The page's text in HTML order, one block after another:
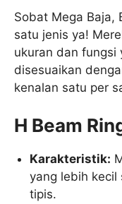
Sobat Mega Baja,
satu jenis ya!
ukuran dan
disesuaikan
kenalan satu per
H Beam
Karakteristik:
yang lebih kecil
tipis.